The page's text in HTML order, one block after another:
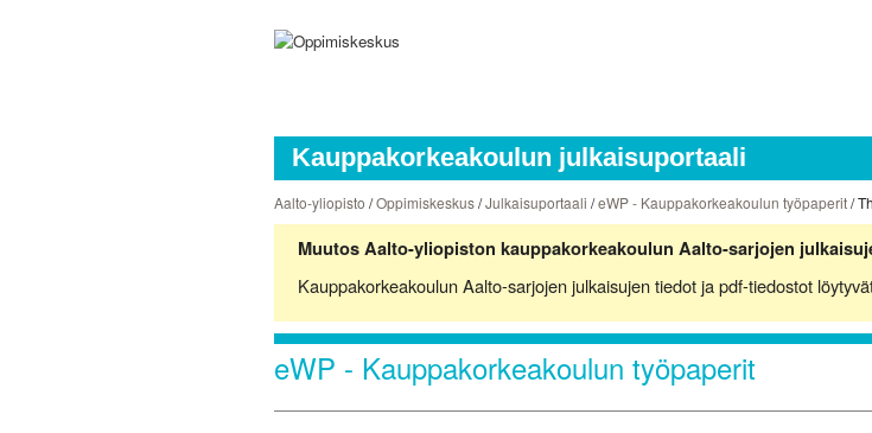
Kauppakorkeakoulun julkaisuportaali
Aalto-yliopisto /Oppimiskeskus/Julkaisuportaali /eWP - Kauppakorkeakoulun työpaperit/
Muutos Aalto-yliopiston kauppakorkeakoulun Aalto-sarjojen
Kauppakorkeakoulun Aalto-sarjojen julkaisujen tiedot ja pdf-tiedostot
eWP - Kauppakorkeakoulun työpaperit